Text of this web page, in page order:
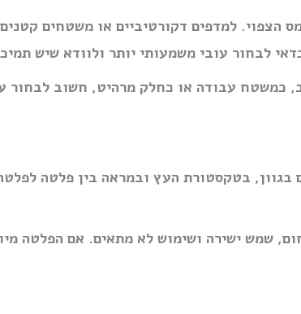
הצפוי. למדפים דקורטיביים או משטחים
לבחור עובי משמעותי יותר ולוודא שיש
עבודה או כחלק מרהיט, חשוב לבחור
בגוון, בטקסטורת העץ ובמראה בין פלטה
שמש ישירה ושימוש לא מתאים. אם הפלטה